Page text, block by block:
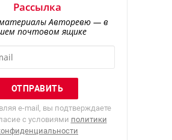
Рассылка
Авторевю — в
почтовом ящике
e-mail, вы подтверждаете
с условиями политики